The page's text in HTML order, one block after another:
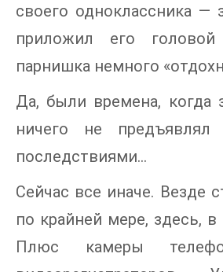
своего одноклассника —
приложил его
парнишка немного
Да, были времена, когда
ничего не
последствиями…
Сейчас все иначе. Везде
по крайней мере, здесь, в
Плюс камеры